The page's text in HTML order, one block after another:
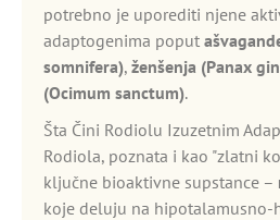
potrebno je uporediti njene
adaptogenima poput
somnifera), ženšenja (Panax
(Ocimum sanctum).
Šta Čini Rodiolu Izuzetnim
Rodiola, poznata i kao "zlatni
ključne bioaktivne supstance –
koje deluju na hipotalamusno-